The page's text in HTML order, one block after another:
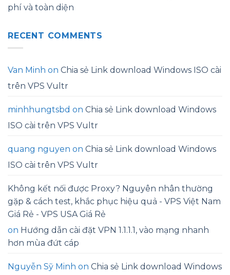
phí và toàn diện
RECENT COMMENTS
Van Minh on Chia sẻ Link download Windows ISO cài
trên VPS Vultr
minhhungtsbd on Chia sẻ Link download Windows
ISO cài trên VPS Vultr
quang nguyen on Chia sẻ Link download Windows
ISO cài trên VPS Vultr
Không kết nối được Proxy? Nguyên nhân thường
gặp & cách test, khắc phục hiệu quả - VPS Việt Nam
Giá Rẻ - VPS USA Giá Rẻ
on Hướng dẫn cài đặt VPN 1.1.1.1, vào mạng nhanh
hơn mùa đứt cáp
Nguyễn Sỹ Minh on Chia sẻ Link download Windows